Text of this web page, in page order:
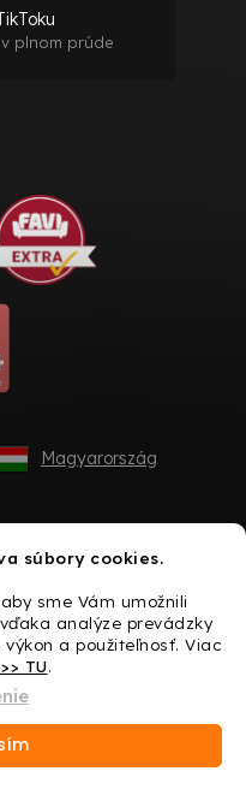
súbory cookies.
sme Vám umožnili
analýze prevádzky
a použiteľnosť. Viac
TU.
plnom prúde
Magyarország
práva vyhradené.Upraviť